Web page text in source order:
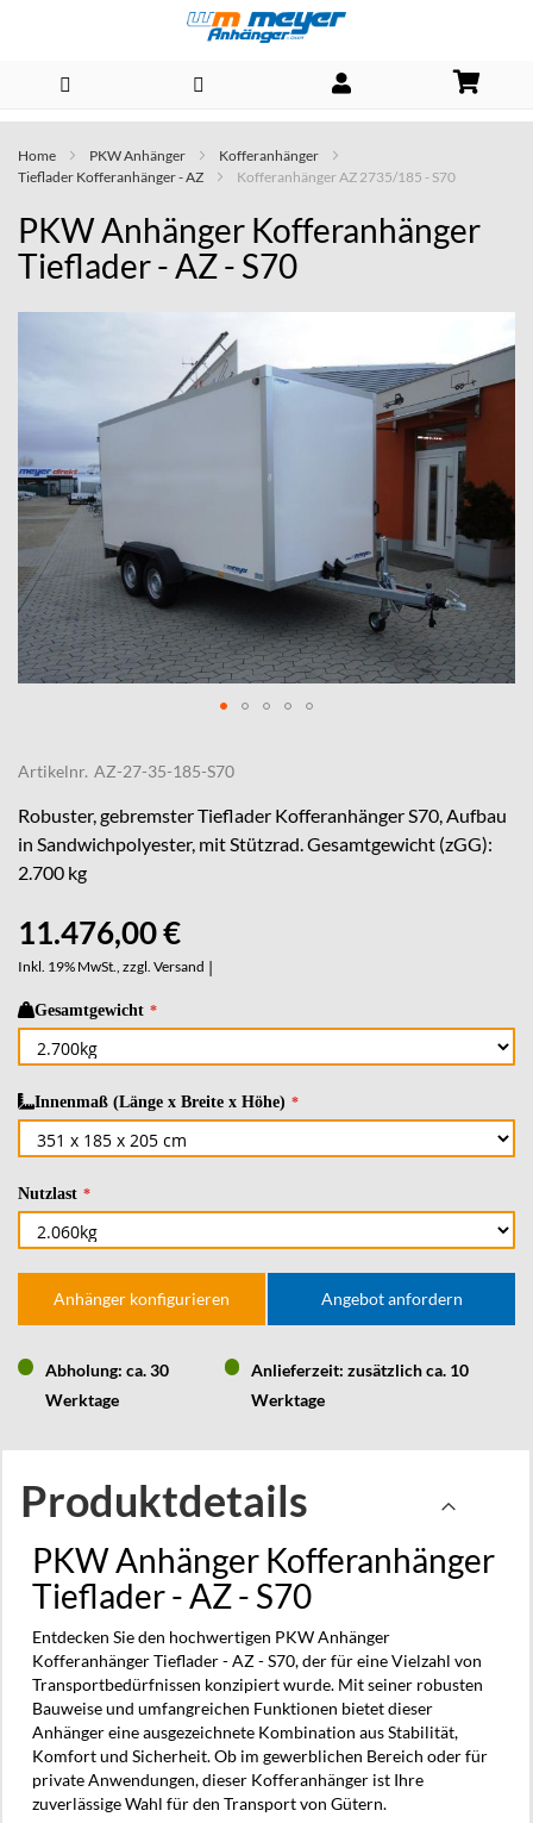
Direkt
zum
Inhalt
Home PKW Anhänger
Kofferanhänger
Tieflader Kofferanhänger - AZ
Kofferanhänger AZ 2735/185 - S70
PKW Anhänger Kofferanhänger
Tieflader - AZ - S70
Skip
images
gallery
the
beginning
of
the
images
Artikelnr. AZ-27-35-185-S70
Robuster, gebremster Tieflader Kofferanhänger S70, Aufbau
in Sandwichpolyester, mit Stützrad. Gesamtgewicht (zGG):
2.700 kg
11.476,00 €
Inkl. 19% MwSt., zzgl. Versand |
Gesamtgewicht
Innenmaß (Länge x Breite x Höhe)
Nutzlast
Anhänger konfigurieren Angebot anfordern
Abholung: ca. 30
Werktage
Anlieferzeit: zusätzlich ca. 10
Werktage
Produktdetails
PKW Anhänger Kofferanhänger
Tieflader - AZ - S70
Entdecken Sie den hochwertigen PKW Anhänger
Kofferanhänger Tieflader - AZ - S70, der für eine Vielzahl von
Transportbedürfnissen konzipiert wurde. Mit seiner robusten
Bauweise und umfangreichen Funktionen bietet dieser
Anhänger eine ausgezeichnete Kombination aus Stabilität,
Komfort und Sicherheit. Ob im gewerblichen Bereich oder für
private Anwendungen, dieser Kofferanhänger ist Ihre
zuverlässige Wahl für den Transport von Gütern.